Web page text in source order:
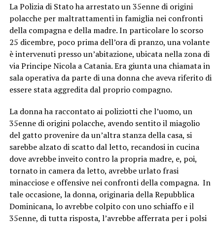
La Polizia di Stato ha arrestato un 35enne di origini
polacche per maltrattamenti in famiglia nei confronti
della compagna e della madre. In particolare lo scorso
25 dicembre, poco prima dell’ora di pranzo, una volante
è intervenuti presso un’abitazione, ubicata nella zona di
via Principe Nicola a Catania. Era giunta una chiamata in
sala operativa da parte di una donna che aveva riferito di
essere stata aggredita dal proprio compagno.
La donna ha raccontato ai poliziotti che l’uomo, un
35enne di origini polacche, avendo sentito il miagolio
del gatto provenire da un’altra stanza della casa, si
sarebbe alzato di scatto dal letto, recandosi in cucina
dove avrebbe inveito contro la propria madre, e, poi,
tornato in camera da letto, avrebbe urlato frasi
minacciose e offensive nei confronti della compagna. In
tale occasione, la donna, originaria della Repubblica
Dominicana, lo avrebbe colpito con uno schiaffo e il
35enne, di tutta risposta, l’avrebbe afferrata per i polsi